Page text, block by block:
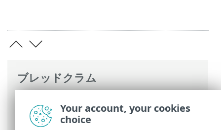
ブレッドクラム
Business Security>ESET Small Business
Securityの操作> 設定
Your account, your cookies
choice